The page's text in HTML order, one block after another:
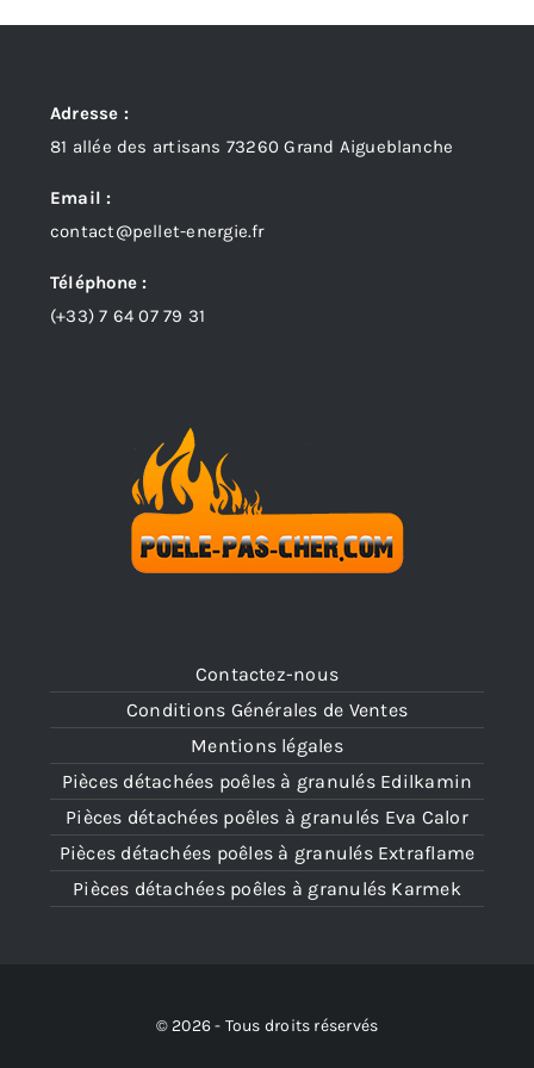
Contactez-nous
Conditions Générales de Ventes
Mentions légales
Pièces détachées poêles à granulés Edilkamin
Pièces détachées poêles à granulés Eva Calor
Pièces détachées poêles à granulés Extraflame
Pièces détachées poêles à granulés Karmek
Adresse :
81 allée des artisans 73260 Grand Aigueblanche
Email :
contact@pellet-energie.fr
Téléphone :
(+33)7 64 07 79 31
© 2026 - Tous droits réservés